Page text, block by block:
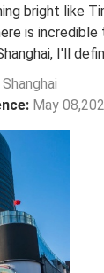
bright like
is
I'll
Shanghai
May